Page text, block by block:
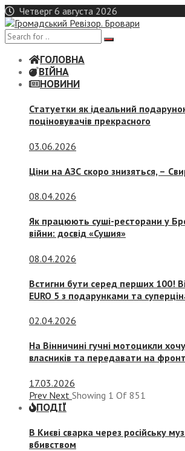
Skip
to
content
Четверг 6 августа 2026
ГОЛОВНА
ВІЙНА
НОВИНИ
Статуетки як ідеальний
поціновувачів прекрасного
03.06.2026
Ціни на АЗС скоро знизяться, –
08.04.2026
Як працюють суші-ресторани у
війни: досвід «Сушия»
08.04.2026
Встигни бути серед перших 100!
EURO 5 з подарунками та
02.04.2026
На Вінничині гучні мотоцикли
власників та передавати на фронт
17.03.2026
Prev Next Showing 1 Of 851
ПОДІЇ
В Києві сварка через російську
вбивством